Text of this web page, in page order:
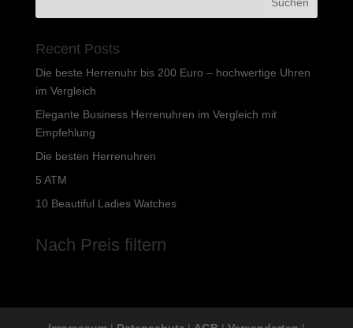
Recent Posts
Die beste Herrenuhr bis 200 Euro – hochwertige Uhren
im Vergleich
Elegante Business Herrenuhren im Vergleich mit
Empfehlung
Die besten Herrenuhren
5 ATM
10 Beautiful Ladies Watches
Nach Preis filtern